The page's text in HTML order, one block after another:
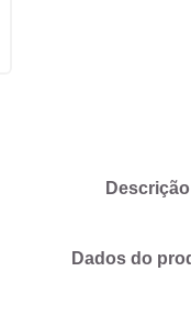
Descrição
Dados do